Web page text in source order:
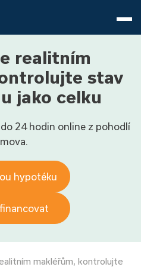
realitním
stav
jako celku
24 hodin online z pohodlí
hypotéku
makléřům, kontrolujte